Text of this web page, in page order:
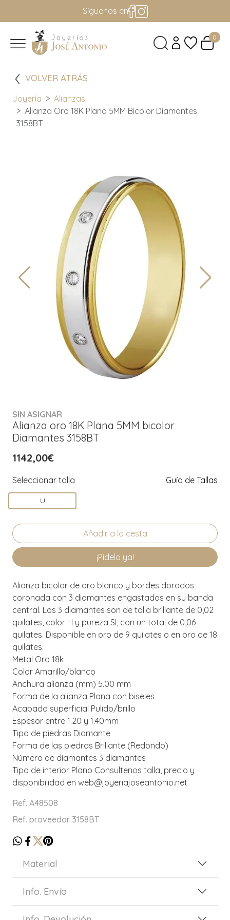
Síguenos en
0
VOLVER ATRÁS
Joyería
Alianzas
Alianza Oro 18K Plana 5MM Bicolor Diamantes
3158BT
SIN ASIGNAR
Alianza oro 18K Plana 5MM bicolor
Diamantes 3158BT
1142,00€
Seleccionar talla Guía de Tallas
U
¡Pídelo ya!
Alianza bicolor de oro blanco y bordes dorados
coronada con 3 diamantes engastados en su banda
central. Los 3 diamantes son de talla brillante de 0,02
quilates, color H y pureza SI, con un total de 0,06
quilates. Disponible en oro de 9 quilates o en oro de 18
quilates.
Metal Oro 18k
Color Amarillo/blanco
Anchura alianza (mm) 5.00 mm
Forma de la alianza Plana con biseles
Acabado superficial Pulido/brillo
Espesor entre 1.20 y 1.40mm
Tipo de piedras Diamante
Forma de las piedras Brillante (Redondo)
Número de diamantes 3 diamantes
Tipo de interior Plano Consultenos talla, precio y
disponibilidad en web@joyeriajoseantonio.net
Ref. A48508
Ref. proveedor 3158BT
Material
Info. Envío